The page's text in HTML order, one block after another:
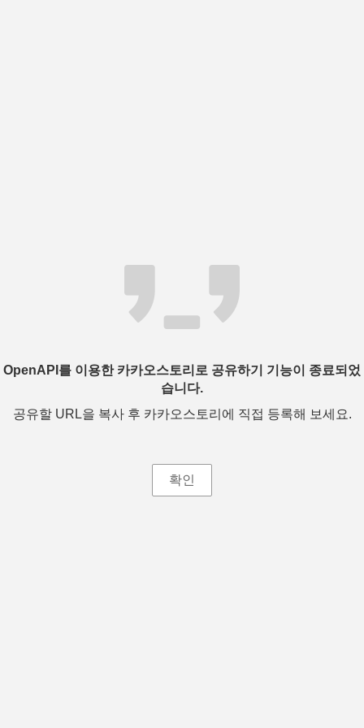
OpenAPI를 이용한 카카오스토리로 공유하기 기능이 종료되었
습니다.
공유할 URL을 복사 후 카카오스토리에 직접 등록해 보세요.
확인